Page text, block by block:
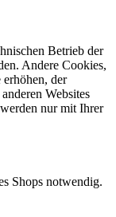
Betrieb der
Andere Cookies,
der
Websites
nur mit Ihrer
Shops notwendig.